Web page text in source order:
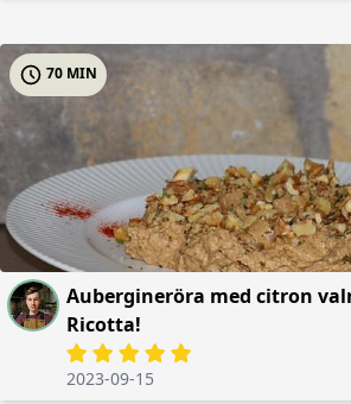
Aubergineröra med citron
Ricotta!
2023-09-15
70 MIN